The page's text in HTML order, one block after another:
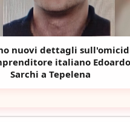
nuovi dettagli
italiano Edoardo
Sarchi a Tepelena